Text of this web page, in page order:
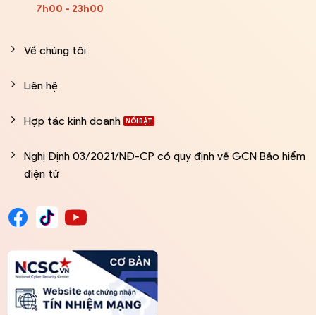
7h00 - 23h00
Về chúng tôi
Liên hệ
Hợp tác kinh doanh
Nghị Định 03/2021/NĐ-CP có quy định về GCN Bảo hiểm
điện tử